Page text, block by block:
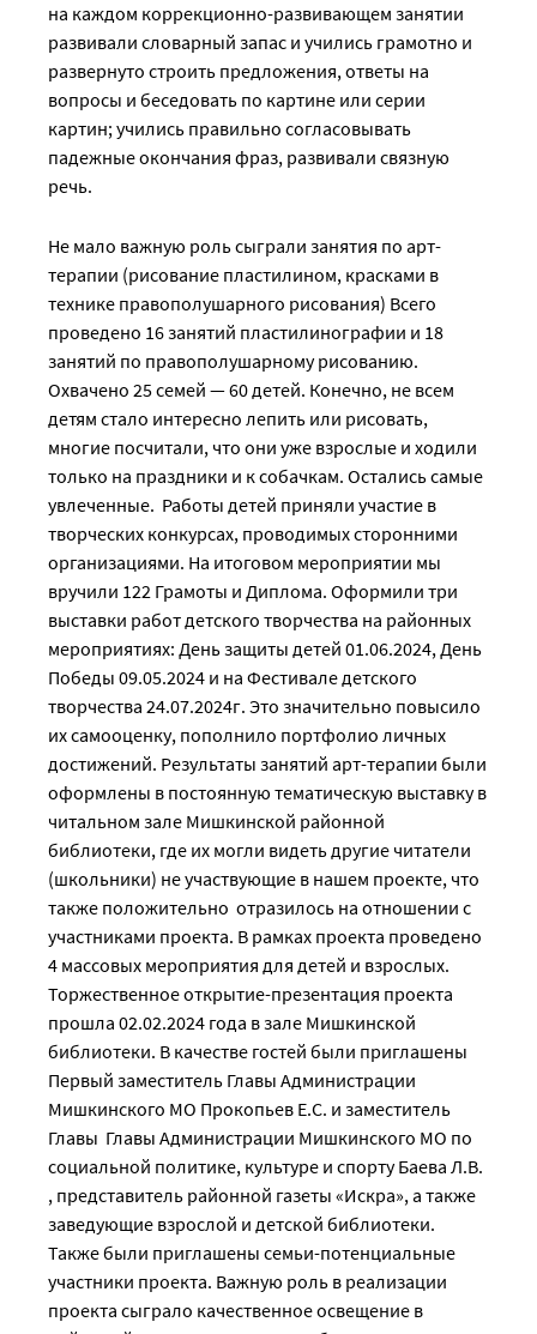
на каждом коррекционно-развивающем занятии
развивали словарный запас и учились грамотно и
развернуто строить предложения, ответы на
вопросы и беседовать по картине или серии
картин; учились правильно согласовывать
падежные окончания фраз, развивали связную
речь.
Не мало важную роль сыграли занятия по арт-
терапии (рисование пластилином, красками в
технике правополушарного рисования) Всего
проведено 16 занятий пластилинографии и 18
занятий по правополушарному рисованию.
Охвачено 25 семей — 60 детей. Конечно, не всем
детям стало интересно лепить или рисовать,
многие посчитали, что они уже взрослые и ходили
только на праздники и к собачкам. Остались самые
увлеченные. Работы детей приняли участие в
творческих конкурсах, проводимых сторонними
организациями. На итоговом мероприятии мы
вручили 122 Грамоты и Диплома. Оформили три
выставки работ детского творчества на районных
мероприятиях: День защиты детей 01.06.2024, День
Победы 09.05.2024 и на Фестивале детского
творчества 24.07.2024г. Это значительно повысило
их самооценку, пополнило портфолио личных
достижений. Результаты занятий арт-терапии были
оформлены в постоянную тематическую выставку в
читальном зале Мишкинской районной
библиотеки, где их могли видеть другие читатели
(школьники) не участвующие в нашем проекте, что
также положительно отразилось на отношении с
участниками проекта. В рамках проекта проведено
4 массовых мероприятия для детей и взрослых.
Торжественное открытие-презентация проекта
прошла 02.02.2024 года в зале Мишкинской
библиотеки. В качестве гостей были приглашены
Первый заместитель Главы Администрации
Мишкинского МО Прокопьев Е.С. и заместитель
Главы Главы Администрации Мишкинского МО по
социальной политике, культуре и спорту Баева Л.В.
, представитель районной газеты «Искра», а также
заведующие взрослой и детской библиотеки.
Также были приглашены семьи-потенциальные
участники проекта. Важную роль в реализации
проекта сыграло качественное освещение в